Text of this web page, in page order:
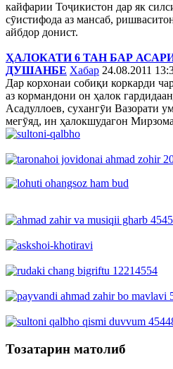
кайфарии Тоҷикистон дар як
сӯистифода аз мансаб,
айбдор донист.
ҲАЛОКАТИ 6 ТАН БАР
ДУШАНБЕ Хабар 24.08.2011
Дар корхонаи собиқи коркарди
аз кормандони он ҳалок
Асадуллоев, сухангӯи Вазорати
мегӯяд, ин ҳалокшудагон
Тозатарин матолиб